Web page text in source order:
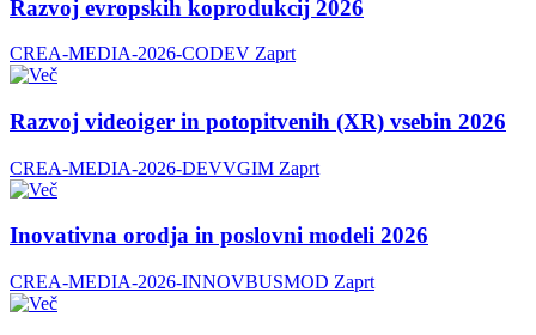
Razvoj evropskih koprodukcij 2026
CREA-MEDIA-2026-CODEV Zaprt
Razvoj videoiger in potopitvenih (XR) vsebin 2026
CREA-MEDIA-2026-DEVVGIM Zaprt
Inovativna orodja in poslovni modeli 2026
CREA-MEDIA-2026-INNOVBUSMOD Zaprt